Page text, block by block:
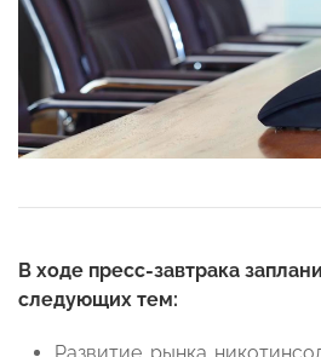
В ходе пресс-завтрака
следующих тем: